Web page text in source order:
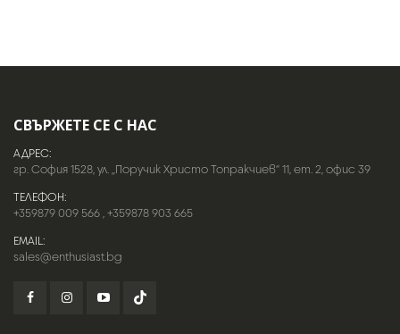
СВЪРЖЕТЕ СЕ С НАС
АДРЕС:
гр. София 1528, ул. „Поручик Христо Топракчиев“ 11, ет. 2, офис 39
ТЕЛЕФОН:
+359879 009 566,+359878 903 665
EMAIL:
sales@enthusiast.bg